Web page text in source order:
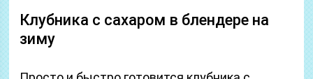
Клубника с сахаром в блендере на
зиму